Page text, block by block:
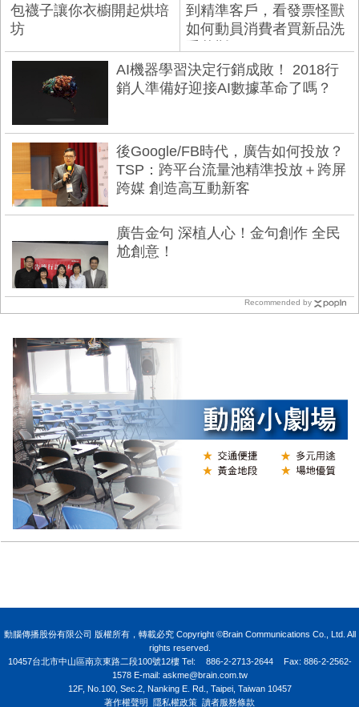
包襪子讓你衣櫥開起烘培
坊
到精準客戶，看發票怪獸
如何動員消費者買新品洗
手慕斯
AI機器學習決定行銷成敗！ 2018行
銷人準備好迎接AI數據革命了嗎？
後Google/FB時代，廣告如何投放？
TSP：跨平台流量池精準投放＋跨屏
跨媒 創造高互動新客
廣告金句 深植人心！金句創作 全民
尬創意！
Recommended by
動腦傳播股份有限公司 版權所有，轉載必究 Copyright ©Brain Communications Co., Ltd. All
rights reserved.
10457台北市中山區南京東路二段100號12樓Tel: 886-2-2713-2644
Fax: 886-2-2562-
1578 E-mail: askme@brain.com.tw
12F, No.100, Sec.2, Nanking E. Rd., Taipei, Taiwan 10457
著作權聲明
隱私權政策 讀者服務條款